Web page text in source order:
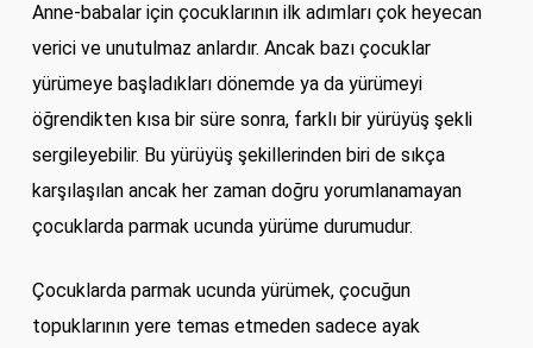
Anne-babalar için çocuklarının ilk adımları çok heyecan
verici ve unutulmaz anlardır. Ancak bazı çocuklar
yürümeye başladıkları dönemde ya da yürümeyi
öğrendikten kısa bir süre sonra, farklı bir yürüyüş şekli
sergileyebilir. Bu yürüyüş şekillerinden biri de sıkça
karşılaşılan ancak her zaman doğru yorumlanamayan
çocuklarda parmak ucunda yürüme durumudur.
Çocuklarda parmak ucunda yürümek, çocuğun
topuklarının yere temas etmeden sadece ayak